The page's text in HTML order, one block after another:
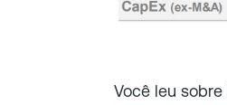
Você leu sobre